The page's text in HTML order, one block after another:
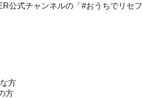
式チャンネルの「#おうちでリセ
方
方